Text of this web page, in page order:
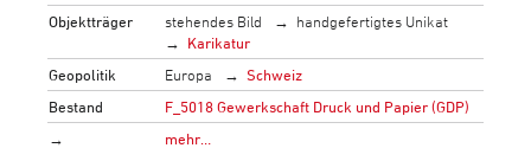
Objektträger
stehendes Bild
handgefertigtes Unikat
Karikatur
Geopolitik
Europa
Schweiz
Bestand
F_5018 Gewerkschaft Druck und Papier (GDP)
→
mehr…